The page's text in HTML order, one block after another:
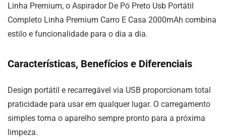
Linha Premium, o Aspirador De Pó Preto Usb Portátil
Completo Linha Premium Carro E Casa 2000mAh combina
estilo e funcionalidade para o dia a dia.
Características, Benefícios e Diferenciais
Design portátil e recarregável via USB proporcionam total
praticidade para usar em qualquer lugar. O carregamento
simples torna o aparelho sempre pronto para a próxima
limpeza.